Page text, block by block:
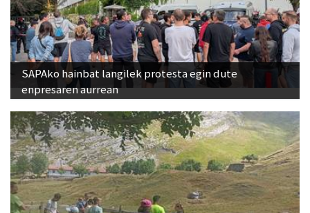
SAPAko hainbat langilek protesta egin dute
enpresaren aurrean